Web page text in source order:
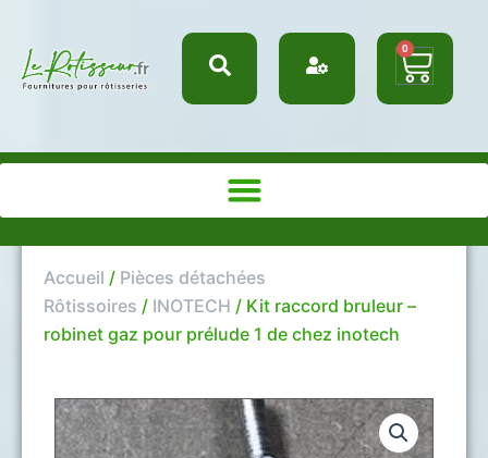
contenu
0
Accueil / Pièces détachées
Rôtissoires / INOTECH / Kit raccord bruleur –
robinet gaz pour prélude 1 de chez inotech